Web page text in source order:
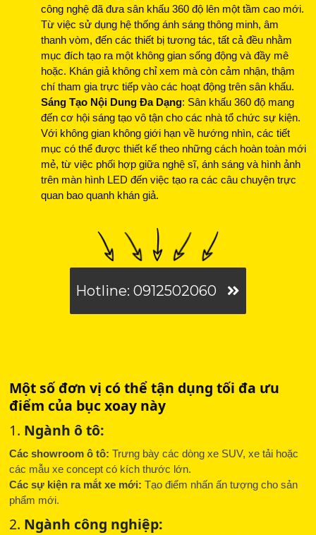
công nghệ đã đưa sân khấu 360 độ lên một tầm cao mới.
Từ việc sử dụng hệ thống ánh sáng thông minh, âm
thanh vòm, đến các thiết bị tương tác, tất cả đều nhằm
mục đích tạo ra một không gian sống động và đầy mê
hoặc. Khán giả không chỉ xem mà còn cảm nhận, thậm
chí tham gia trực tiếp vào các hoạt động trên sân khấu.
Sáng Tạo Nội Dung Đa Dạng: Sân khấu 360 độ mang
đến cơ hội sáng tạo vô tận cho các nhà tổ chức sự kiện.
Với không gian không giới hạn về hướng nhìn, các tiết
mục có thể được thiết kế theo những cách hoàn toàn mới
mẻ, từ việc phối hợp giữa nghệ sĩ, ánh sáng và hình ảnh
trên màn hình LED đến việc tạo ra các câu chuyện trực
quan bao quanh khán giả.
Hotline: 0912502060
Một số đơn vị có thể tận dụng tối đa ưu
điểm của bục xoay này
1. Ngành ô tô:
Các showroom ô tô: Trưng bày các dòng xe SUV, xe tải hoặc
các mẫu xe concept có kích thước lớn.
Các sự kiện ra mắt xe mới: Tạo điểm nhấn ấn tượng cho sản
phẩm mới.
2. Ngành công nghiệp: